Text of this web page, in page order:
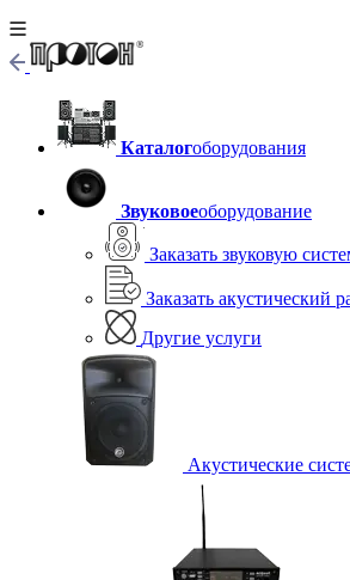
Каталогоборудования
Звуковоеоборудование
Заказать звуковую
Заказать акустический
Другие услуги
Акустические